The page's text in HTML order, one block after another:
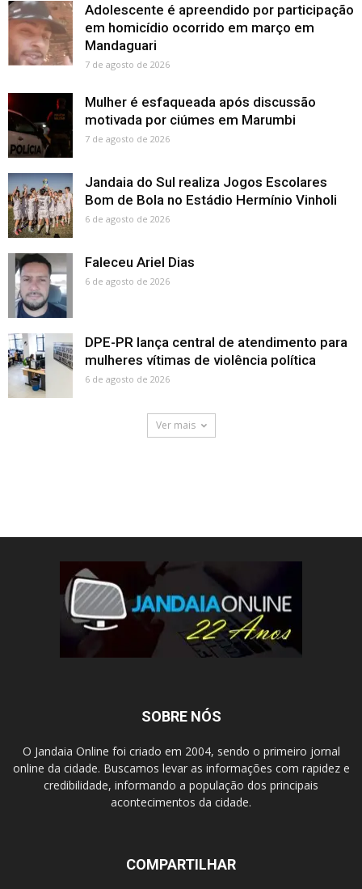
Adolescente é apreendido por participação
em homicídio ocorrido em março em
Mandaguari
7 de agosto de 2026
Mulher é esfaqueada após discussão
motivada por ciúmes em Marumbi
7 de agosto de 2026
Jandaia do Sul realiza Jogos Escolares
Bom de Bola no Estádio Hermínio Vinholi
6 de agosto de 2026
Faleceu Ariel Dias
6 de agosto de 2026
DPE-PR lança central de atendimento para
mulheres vítimas de violência política
6 de agosto de 2026
Ver mais
SOBRE NÓS
O Jandaia Online foi criado em 2004, sendo o primeiro jornal
online da cidade. Buscamos levar as informações com rapidez e
credibilidade, informando a população dos principais
acontecimentos da cidade.
COMPARTILHAR